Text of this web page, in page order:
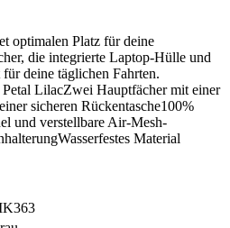
optimalen Platz für deine
die integrierte Laptop-Hülle und
deine täglichen Fahrten.
LilacZwei Hauptfächer mit einer
sicheren Rückentasche100%
und verstellbare Air-Mesh-
Material